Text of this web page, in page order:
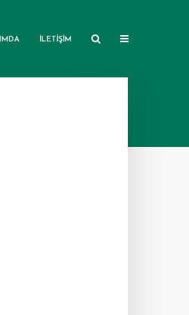
İLETIŞIM